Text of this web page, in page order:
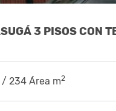
234 Área m2